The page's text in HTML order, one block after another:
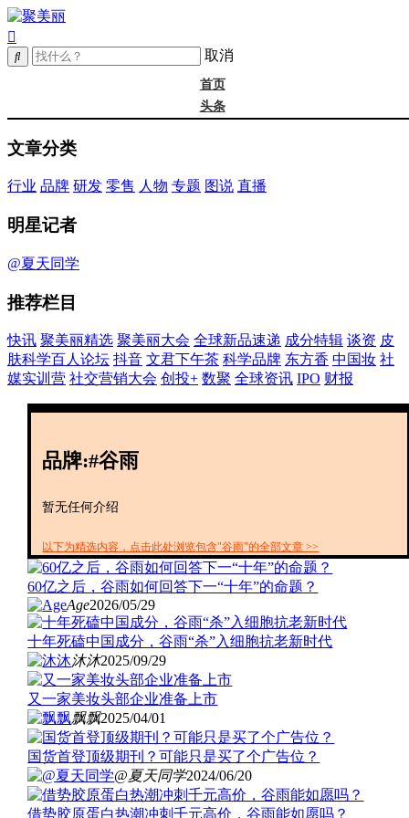
取消
首页
头条
成分
中国妆
实训营
创投+
文章分类
行业 品牌 研发 零售 人物 专题 图说 直播
明星记者
@夏天同学
推荐栏目
快讯 聚美丽精选 聚美丽大会 全球新品速递 成分特辑 谈资 皮
肤科学百人论坛 抖音 文君下午茶 科学品牌 东方香 中国妆 社
媒实训营 社交营销大会 创投+ 数聚 全球资讯 IPO 财报
品牌:#谷雨
暂无任何介绍
以下为精选内容，点击此处浏览包含"谷雨"的全部文章 >>
60亿之后，谷雨如何回答下一“十年”的命题？
Age2026/05/29
十年死磕中国成分，谷雨“杀”入细胞抗老新时代
沐沐2025/09/29
又一家美妆头部企业准备上市
飘飘2025/04/01
国货首登顶级期刊？可能只是买了个广告位？
@夏天同学2024/06/20
借势胶原蛋白热潮冲刺千元高价，谷雨能如愿吗？